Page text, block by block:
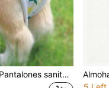
1 pieza/2 piezas Pantalones sanitarios para perros con lazo, hojas de limón y diseño floral para prevenir acoso, adecuado para mascotas medianas y pequeñas